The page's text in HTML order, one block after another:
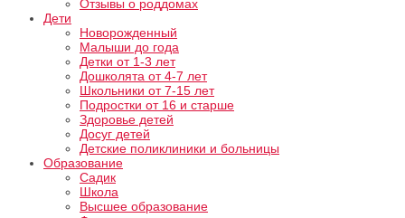
Отзывы о роддомах
Дети
Новорожденный
Малыши до года
Детки от 1-3 лет
Дошколята от 4-7 лет
Школьники от 7-15 лет
Подростки от 16 и старше
Здоровье детей
Досуг детей
Детские поликлиники и больницы
Образование
Садик
Школа
Высшее образование